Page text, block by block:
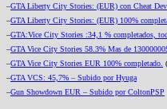
–GTA Liberty City Stories: (EUR) con Cheat
–GTA Liberty City Stories: (EUR) 100%
–GTA:Vice City Stories :34,1 % completados,
–GTA Vice City Stories 58.3% Mas de
–GTA Vice City Stories EUR 100% completado. (
–GTA VCS: 45,7% – Subido por Hyuga
–Gun Showdown EUR – Subido por ColtonPSP